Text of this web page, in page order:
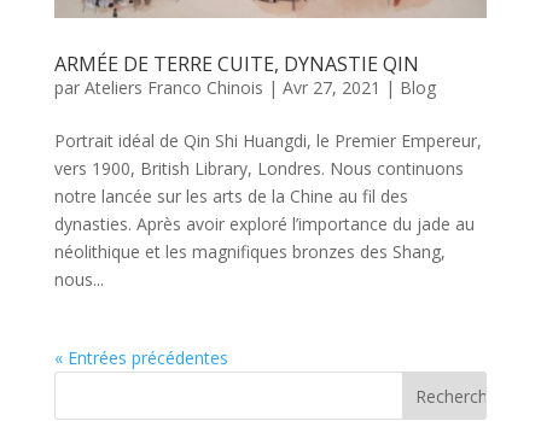
ARMÉE DE TERRE CUITE, DYNASTIE QIN
par Ateliers Franco Chinois | Avr 27, 2021 | Blog
Portrait idéal de Qin Shi Huangdi, le Premier Empereur,
vers 1900, British Library, Londres. Nous continuons
notre lancée sur les arts de la Chine au fil des
dynasties. Après avoir exploré l’importance du jade au
néolithique et les magnifiques bronzes des Shang,
nous...
« Entrées précédentes